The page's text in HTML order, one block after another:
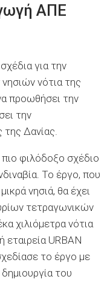
ΑΠΕ
για την
νότια της
προωθήσει την
την
Δανίας.
φιλόδοξο σχέδιο
Το έργο, που
νησιά, θα έχει
τετραγωνικών
χιλιόμετρα νότια
URBAN
το έργο με
του